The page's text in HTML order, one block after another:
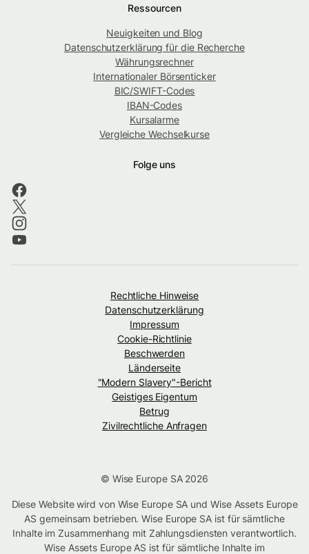
Ressourcen
Neuigkeiten und Blog
Datenschutzerklärung für die Recherche
Währungsrechner
Internationaler Börsenticker
BIC/SWIFT-Codes
IBAN-Codes
Kursalarme
Vergleiche Wechselkurse
Folge uns
Rechtliche Hinweise
Datenschutzerklärung
Impressum
Cookie-Richtlinie
Beschwerden
Länderseite
"Modern Slavery"-Bericht
Geistiges Eigentum
Betrug
Zivilrechtliche Anfragen
© Wise Europe SA 2026
Diese Website wird von Wise Europe SA und Wise Assets Europe
AS gemeinsam betrieben. Wise Europe SA ist für sämtliche
Inhalte im Zusammenhang mit Zahlungsdiensten verantwortlich.
Wise Assets Europe AS ist für sämtliche Inhalte im